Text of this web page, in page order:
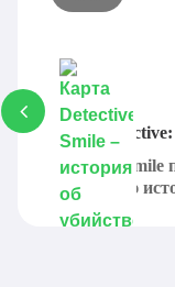
Карта
Detective: Smile
интересную